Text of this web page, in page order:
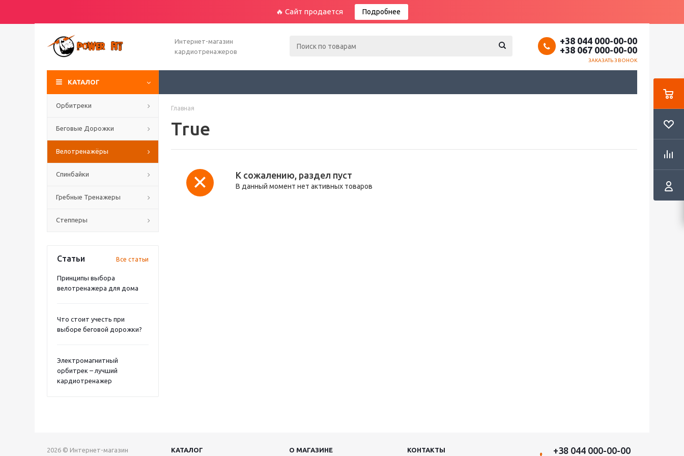
🔥 Сайт продается Подробнее
Интернет-магазин
кардиотренажеров
+38 044 000-00-00
+38 067 000-00-00
ЗАКАЗАТЬ ЗВОНОК
КАТАЛОГ
Орбитреки
Беговые Дорожки
Велотренажёры
Спинбайки
Гребные Тренажеры
Степперы
Статьи Все статьи
Принципы выбора
велотренажера для дома
Что стоит учесть при
выборе беговой дорожки?
Электромагнитный
орбитрек – лучший
кардиотренажер
Главная
True
К сожалению, раздел пуст
В данный момент нет активных товаров
2026 © Интернет-магазин
КАТАЛОГ О МАГАЗИНЕ КОНТАКТЫ
+38 044 000-00-00